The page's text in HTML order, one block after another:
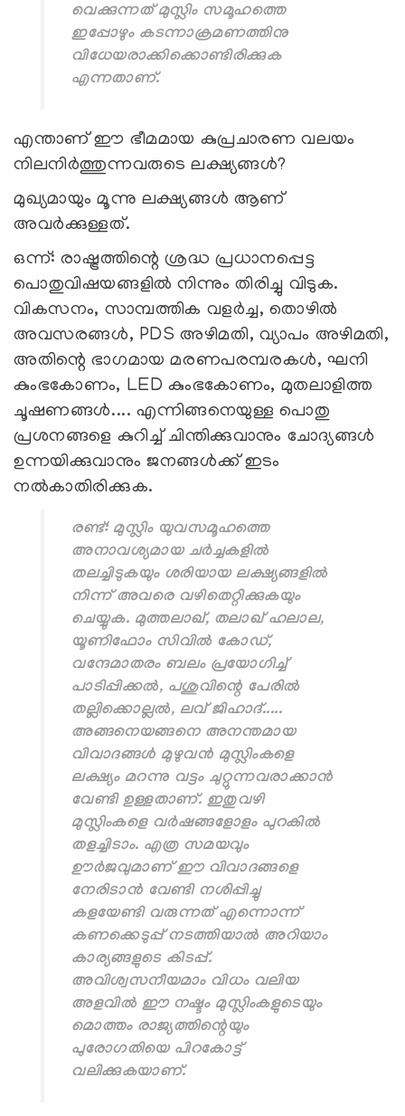
വെക്കുന്നത് മുസ്ലിം സമൂഹത്തെ
ഇപ്പോഴും കടന്നാക്രമണത്തിനു
വിധേയരാക്കിക്കൊണ്ടിരിക്കുക
എന്നതാണ്.
എന്താണ് ഈ ഭീമമായ കുപ്രചാരണ വലയം
നിലനിര്‍ത്തുന്നവരുടെ ലക്ഷ്യങ്ങള്‍?
മുഖ്യമായും മൂന്നു ലക്ഷ്യങ്ങള്‍ ആണ്
അവര്‍ക്കുള്ളത്.
ഒന്ന്: രാഷ്ട്രത്തിന്റെ ശ്രദ്ധ പ്രധാനപ്പെട്ട
പൊതുവിഷയങ്ങളില്‍ നിന്നും തിരിച്ചു വിടുക.
വികസനം, സാമ്പത്തിക വളര്‍ച്ച, തൊഴില്‍
അവസരങ്ങള്‍, PDS അഴിമതി, വ്യാപം അഴിമതി,
അതിന്റെ ഭാഗമായ മരണപരമ്പരകള്‍, ഘനി
കുംഭകോണം, LED കുംഭകോണം, മുതലാളിത്ത
ചൂഷണങ്ങള്‍.... എന്നിങ്ങനെയുള്ള പൊതു
പ്രശനങ്ങളെ കുറിച്ച് ചിന്തിക്കുവാനും ചോദ്യങ്ങള്‍
ഉന്നയിക്കുവാനും ജനങ്ങള്‍ക്ക് ഇടം
നല്‍കാതിരിക്കുക.
രണ്ട്: മുസ്ലിം യുവസമൂഹത്തെ
അനാവശ്യമായ ചര്‍ച്ചകളില്‍
തലച്ചിടുകയും ശരിയായ ലക്ഷ്യങ്ങളില്‍
നിന്ന് അവരെ വഴിതെറ്റിക്കുകയും
ചെയ്യുക. മുത്തലാഖ്, തലാഖ് ഹലാല,
യൂണിഫോം സിവില്‍ കോഡ്,
വന്ദേമാതരം ബലം പ്രയോഗിച്ച്
പാടിപ്പിക്കല്‍, പശുവിന്റെ പേരില്‍
തല്ലിക്കൊല്ലല്‍, ലവ് ജിഹാദ്.....
അങ്ങനെയങ്ങനെ അനന്തമായ
വിവാദങ്ങള്‍ മുഴുവന്‍ മുസ്ലിംകളെ
ലക്ഷ്യം മറന്നു വട്ടം ചുറ്റുന്നവരാക്കാന്‍
വേണ്ടി ഉള്ളതാണ്. ഇതുവഴി
മുസ്ലിംകളെ വര്‍ഷങ്ങളോളം പുറകില്‍
തളച്ചിടാം. എത്ര സമയവും
ഊര്‍ജവുമാണ് ഈ വിവാദങ്ങളെ
നേരിടാന്‍ വേണ്ടി നശിപ്പിച്ചു
കളയേണ്ടി വരുന്നത് എന്നൊന്ന്
കണക്കെടുപ്പ് നടത്തിയാല്‍ അറിയാം
കാര്യങ്ങളുടെ കിടപ്പ്.
അവിശ്വസനീയമാം വിധം വലിയ
അളവില്‍ ഈ നഷ്ടം മുസ്ലിംകളുടെയും
മൊത്തം രാജ്യത്തിന്റെയും
പുരോഗതിയെ പിറകോട്ട്
വലിക്കുകയാണ്.